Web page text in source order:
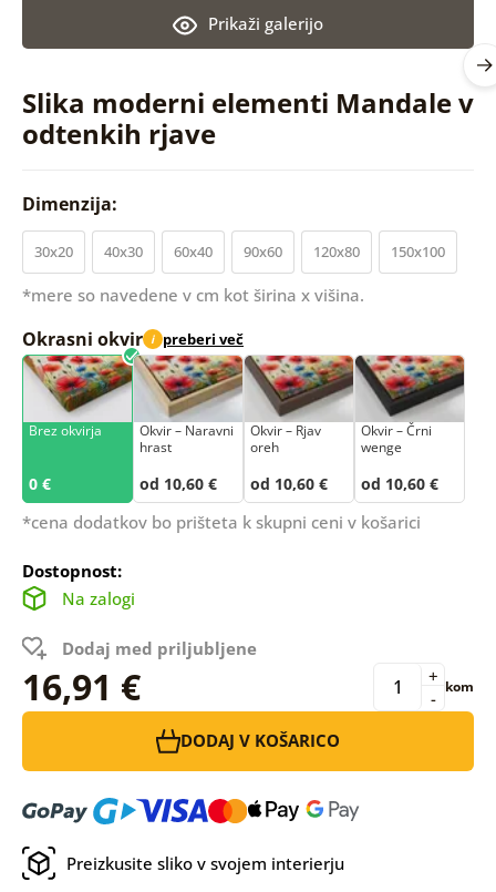
Slika moderni elementi Mandale v
odtenkih rjave
Prikaži galerijo
Dimenzija:
30x20 40x30 60x40 90x60 120x80 150x100
*mere so navedene v cm kot širina x višina.
Okrasni okvir i preberi več
Brez okvirja
0 €
Okvir – Naravni
hrast
od 10,60 €
Okvir – Rjav
oreh
od 10,60 €
Okvir – Črni
wenge
od 10,60 €
*cena dodatkov bo prišteta k skupni ceni v košarici
Dostopnost:
Na zalogi
Dodaj med priljubljene
16,91 € -
+ kom
DODAJ V KOŠARICO
Preizkusite sliko v svojem interierju